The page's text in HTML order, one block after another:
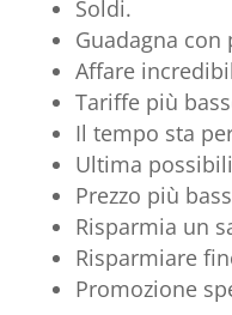
Soldi.
Guadagna
Affare
Tariffe più
Il tempo sta
Ultima
Prezzo più
Risparmia un
Risparmiare
Promozione